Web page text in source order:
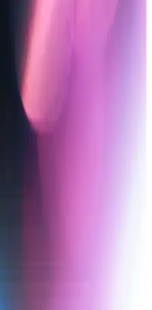
ve Philips C220
ihtiyaçlarını karşılayan
karşılamaya yönelik
Samsung B310 E